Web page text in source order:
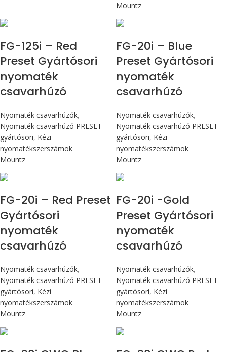
Mountz
FG-125i – Red
Preset Gyártósori
nyomaték
csavarhúzó
Nyomaték csavarhúzók,
Nyomaték csavarhúzó PRESET
gyártósori, Kézi
nyomatékszerszámok
Mountz
FG-20i – Blue
Preset Gyártósori
nyomaték
csavarhúzó
Nyomaték csavarhúzók,
Nyomaték csavarhúzó PRESET
gyártósori, Kézi
nyomatékszerszámok
Mountz
FG-20i – Red Preset
Gyártósori
nyomaték
csavarhúzó
Nyomaték csavarhúzók,
Nyomaték csavarhúzó PRESET
gyártósori, Kézi
nyomatékszerszámok
Mountz
FG-20i -Gold
Preset Gyártósori
nyomaték
csavarhúzó
Nyomaték csavarhúzók,
Nyomaték csavarhúzó PRESET
gyártósori, Kézi
nyomatékszerszámok
Mountz